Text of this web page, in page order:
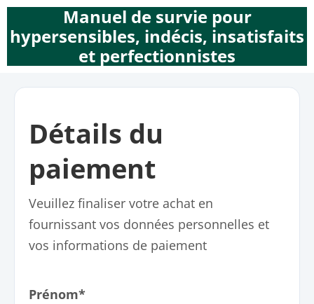
Manuel de survie pour
hypersensibles, indécis, insatisfaits
et perfectionnistes
Détails du
paiement
Veuillez finaliser votre achat en
fournissant vos données personnelles et
vos informations de paiement
Prénom*